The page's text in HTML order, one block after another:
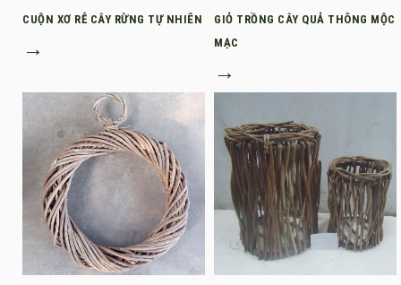
CUỘN XƠ RỄ CÂY RỪNG TỰ NHIÊN
→
GIỎ TRỒNG CÂY QUẢ THÔNG MỘC
MẠC
→